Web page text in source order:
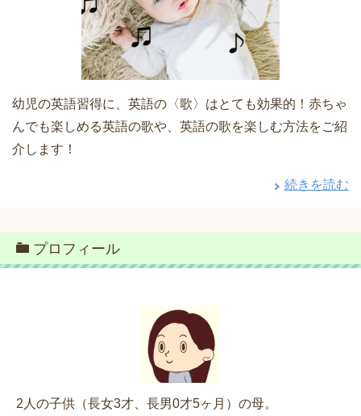
幼児の英語習得に、英語の〈歌〉はとても効果的！赤ちゃ
んでも楽しめる英語の歌や、英語の歌を楽しむ方法をご紹
介します！
続きを読む
プロフィール
2人の子供（長女3才、長男0才5ヶ月）の母。